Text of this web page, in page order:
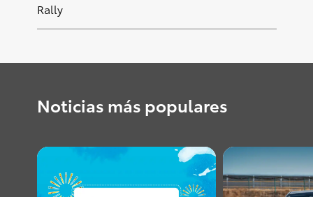
Rally
Noticias más populares